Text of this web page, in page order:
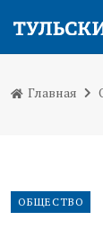
Главная
ОБЩЕСТВО